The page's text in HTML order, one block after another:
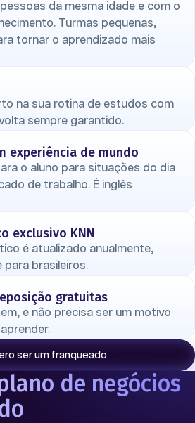
da mesma idade e com o
Turmas pequenas,
tornar o aprendizado mais
na sua rotina de estudos com
sempre garantido.
experiência de mundo
o aluno para situações do dia
de trabalho. É inglês
exclusivo KNN
é atualizado anualmente,
para brasileiros.
gratuitas
e não precisa ser um motivo
ser um franqueado
de negócios